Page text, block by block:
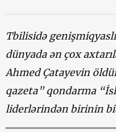
Tbilisidə
dünyada ən çox
Ahmed Çatayevin
qazeta” qondarma
liderlərindən birinin